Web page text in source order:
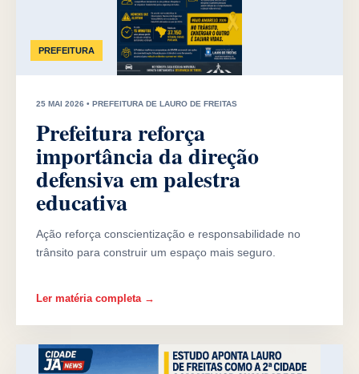
PREFEITURA
25 MAI 2026 • PREFEITURA DE LAURO DE FREITAS
Prefeitura reforça
importância da direção
defensiva em palestra
educativa
Ação reforça conscientização e responsabilidade no
trânsito para construir um espaço mais seguro.
Ler matéria completa →